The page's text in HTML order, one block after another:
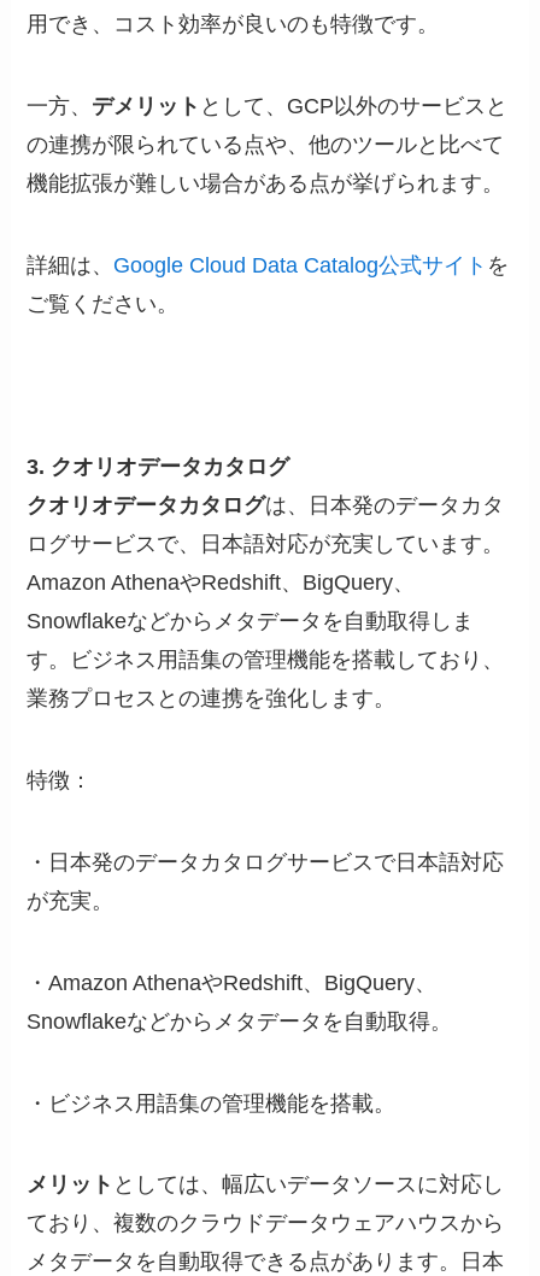
用でき、コスト効率が良いのも特徴です。
一方、 デメリット として、GCP以外のサービスと
の連携が限られている点や、他のツールと比べて
機能拡張が難しい場合がある点が挙げられます。
詳細は、 Google Cloud Data Catalog公式サイト を
ご覧ください。
3. クオリオデータカタログ
クオリオデータカタログは、日本発のデータカタ
ログサービスで、日本語対応が充実しています。
Amazon AthenaやRedshift、BigQuery、
Snowflakeなどからメタデータを自動取得しま
す。ビジネス用語集の管理機能を搭載しており、
業務プロセスとの連携を強化します。
特徴：
・日本発のデータカタログサービスで日本語対応
が充実。
・Amazon AthenaやRedshift、BigQuery、
Snowflakeなどからメタデータを自動取得。
・ビジネス用語集の管理機能を搭載。
メリット としては、幅広いデータソースに対応し
ており、複数のクラウドデータウェアハウスから
メタデータを自動取得できる点があります。日本